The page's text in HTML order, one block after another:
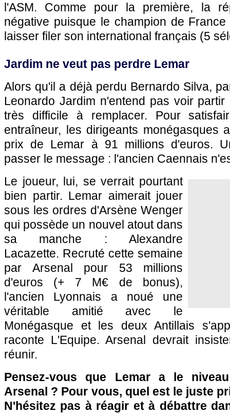
l'ASM. Comme pour la première, la
négative puisque le champion de
laisser filer son international français (5
Jardim ne veut pas perdre Lemar
Alors qu'il a déjà perdu Bernardo Silva,
Leonardo Jardim n'entend pas voir
très difficile à remplacer. Pour
entraîneur, les dirigeants monégasques
prix de Lemar à 91 millions d'euros.
passer le message : l'ancien Caennais
Le joueur, lui, se verrait pourtant
bien partir. Lemar aimerait jouer
sous les ordres d'Arsène Wenger
qui possède un nouvel atout dans
sa manche : Alexandre
Lacazette. Recruté cette semaine
par Arsenal pour 53 millions
d'euros (+ 7 M€ de bonus),
l'ancien Lyonnais a noué une
véritable amitié avec le
Monégasque et les deux Antillais
raconte L'Equipe. Arsenal devrait
réunir.
Pensez-vous que Lemar a le
Arsenal ? Pour vous, quel est le juste
N'hésitez pas à réagir et à débattre